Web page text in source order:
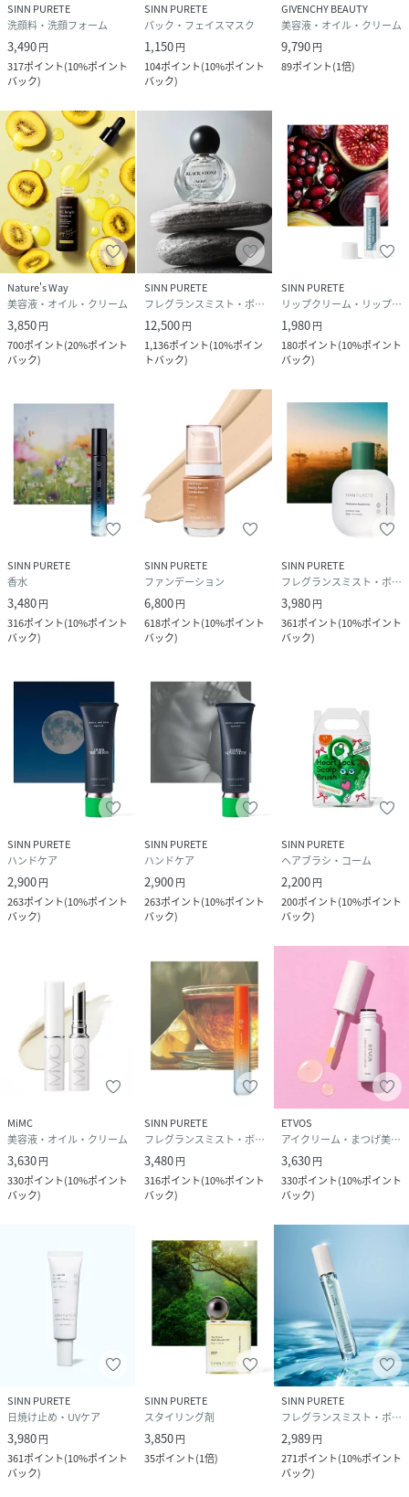
＜使用上の注意＞
・使用中や使用後の肌に異常があらわれた場合は、使用を中
止してください。
・天然由来成分配合のため、色・香り・粘性等が多少異なる
場合がありますが、品質には問題ありません。
＜全成分＞
水、グリセリン、プロパンジオール、メチルグルセスー20、
ジグリセリン、ロドデンドロンフェルギネウムエキス、サポ
ニン、海水、マルトデキストリン、ナイアシンアミド、オリ
ーブ葉エキス、サッカロミセス/ハトムギ種子発酵液、カニナ
体、BG、ペンチレングリコール、PEG－60水添ヒマシ油、
PPG－13デシルテトラデセス－24、カルボマー、キサンタン
ガム、ポリアクリル酸Na、コハク酸、水酸化K、EDTA－
2NA、香料、エチルヘキシルグリセリン、フェノキシエタノ
ール、1,2－ヘキサンジオール
販売社名：株式会社JIMOS
商品区分：化粧品
性別タイプ ユニセックス
原産国
サイズ
S-T04900-00-1 JU5156
広告文責
販売元：楽天グループ株式会社
＜お電話でのお問い合わせ＞
0120-542-065（フリーダイヤル）
携帯・公衆電話からのお問い合わせ
050-5577-7001（有料）
＜カスタマーセンター営業時間＞
営業時間：9時～18時
SINN PURETE
洗顔料・洗顔フォーム
3,490円
317ポイント(10%ポイント
バック)
SINN PURETE
パック・フェイスマスク
1,150円
104ポイント(10%ポイント
バック)
GIVENCHY BEAUTY
美容液・オイル・クリーム
9,790円
89ポイント(1倍)
Nature's Way
美容液・オイル・クリーム
3,850円
700ポイント(20%ポイント
バック)
SINN PURETE
フレグランスミスト・ボディミスト
12,500円
1,136ポイント(10%ポイン
トバック)
SINN PURETE
リップクリーム・リップケア
1,980円
180ポイント(10%ポイント
バック)
SINN PURETE
香水
3,480円
316ポイント(10%ポイント
バック)
SINN PURETE
ファンデーション
6,800円
618ポイント(10%ポイント
バック)
SINN PURETE
フレグランスミスト・ボディミスト
3,980円
361ポイント(10%ポイント
バック)
SINN PURETE
ハンドケア
2,900円
263ポイント(10%ポイント
バック)
SINN PURETE
ハンドケア
2,900円
263ポイント(10%ポイント
バック)
SINN PURETE
ヘアブラシ・コーム
2,200円
200ポイント(10%ポイント
バック)
MiMC
美容液・オイル・クリーム
3,630円
330ポイント(10%ポイント
バック)
SINN PURETE
フレグランスミスト・ボディミスト
3,480円
316ポイント(10%ポイント
バック)
ETVOS
アイクリーム・まつげ美容液・アイケア
3,630円
330ポイント(10%ポイント
バック)
SINN PURETE
日焼け止め・UVケア
3,980円
361ポイント(10%ポイント
バック)
SINN PURETE
スタイリング剤
3,850円
35ポイント(1倍)
SINN PURETE
フレグランスミスト・ボディミスト
2,989円
271ポイント(10%ポイント
バック)